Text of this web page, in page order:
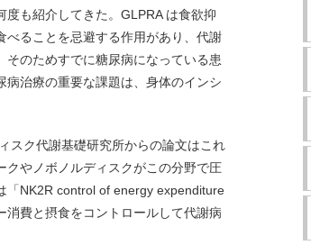
も紹介してきた。GLPRA は食欲抑
ることを忌避する作用があり、代謝
のためすでに糖尿病になっている患
治療の重要な課題は、身体のインシ
スク代謝基礎研究所からの論文はこれ
クやノボノルディスクがこの分野で圧
「NK2R control of energy expenditure
費と摂食をコントロールして代謝病